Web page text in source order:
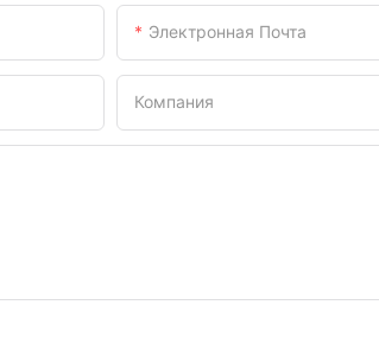
Электронная Почта
Компания